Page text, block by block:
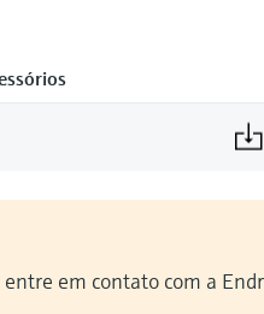
em contato com a